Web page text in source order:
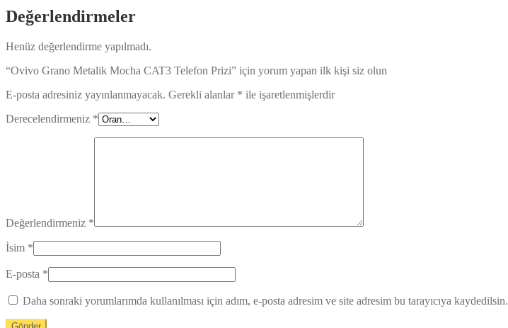
Değerlendirmeler
Henüz değerlendirme yapılmadı.
“Ovivo Grano Metalik Mocha CAT3 Telefon Prizi” için yorum yapan ilk kişi siz olun
E-posta adresiniz yayınlanmayacak. Gerekli alanlar * ile işaretlenmişlerdir
Derecelendirmeniz *
Değerlendirmeniz *
İsim *
E-posta *
Daha sonraki yorumlarımda kullanılması için adım, e-posta adresim ve site adresim bu tarayıcıya kaydedilsin.